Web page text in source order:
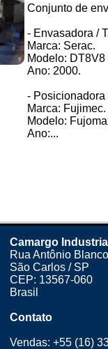
Conjunto de
- Envasadora /
Marca: Serac.
Modelo: DT8V8
Ano: 2000.
- Posicionadora
Marca: Fujimec.
Modelo:
Ano:...
Camargo
Rua Antônio
São Carlos / SP
CEP: 13567-060
Brasil
Contato
Vendas:+55 (16)